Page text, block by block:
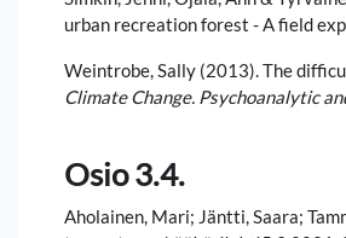
urban recreation forest - A field
Weintrobe, Sally (2013). The
Climate Change. Psychoanalytic
Osio 3.4.
Aholainen, Mari; Jäntti, Saara;